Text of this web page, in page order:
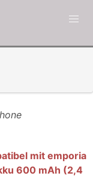
mit emporia
600 mAh (2,4